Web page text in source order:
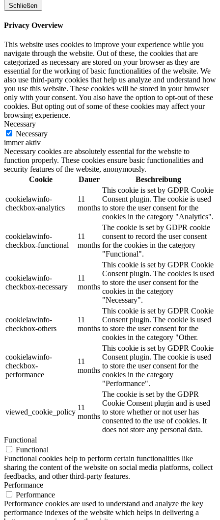
Schließen
Privacy Overview
This website uses cookies to improve your experience while you
navigate through the website. Out of these, the cookies that are
categorized as necessary are stored on your browser as they are
essential for the working of basic functionalities of the website. We
also use third-party cookies that help us analyze and understand how
you use this website. These cookies will be stored in your browser
only with your consent. You also have the option to opt-out of these
cookies. But opting out of some of these cookies may affect your
browsing experience.
Necessary
Necessary
immer aktiv
Necessary cookies are absolutely essential for the website to
function properly. These cookies ensure basic functionalities and
security features of the website, anonymously.
Cookie
Dauer Beschreibung
cookielawinfo-
checkbox-analytics
11
months
This cookie is set by GDPR Cookie
Consent plugin. The cookie is used
to store the user consent for the
cookies in the category "Analytics".
cookielawinfo-
checkbox-functional
11
months
The cookie is set by GDPR cookie
consent to record the user consent
for the cookies in the category
"Functional".
cookielawinfo-
checkbox-necessary
11
months
This cookie is set by GDPR Cookie
Consent plugin. The cookies is used
to store the user consent for the
cookies in the category
"Necessary".
cookielawinfo-
checkbox-others
11
months
This cookie is set by GDPR Cookie
Consent plugin. The cookie is used
to store the user consent for the
cookies in the category "Other.
cookielawinfo-
checkbox-
performance
11
months
This cookie is set by GDPR Cookie
Consent plugin. The cookie is used
to store the user consent for the
cookies in the category
"Performance".
viewed_cookie_policy
11
months
The cookie is set by the GDPR
Cookie Consent plugin and is used
to store whether or not user has
consented to the use of cookies. It
does not store any personal data.
Functional
Functional
Functional cookies help to perform certain functionalities like
sharing the content of the website on social media platforms, collect
feedbacks, and other third-party features.
Performance
Performance
Performance cookies are used to understand and analyze the key
performance indexes of the website which helps in delivering a